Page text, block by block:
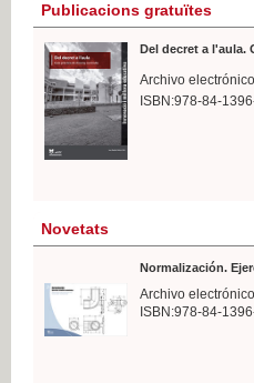
Publicacions gratuïtes
Del decret a l'aula.
Archivo
ISBN:978-84-
Novetats
Normalización.
Archivo
ISBN:978-84-